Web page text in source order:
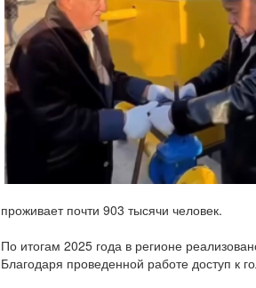
проживает почти 903 тысячи человек.
По итогам 2025 года в регионе
Благодаря проведенной работе доступ к